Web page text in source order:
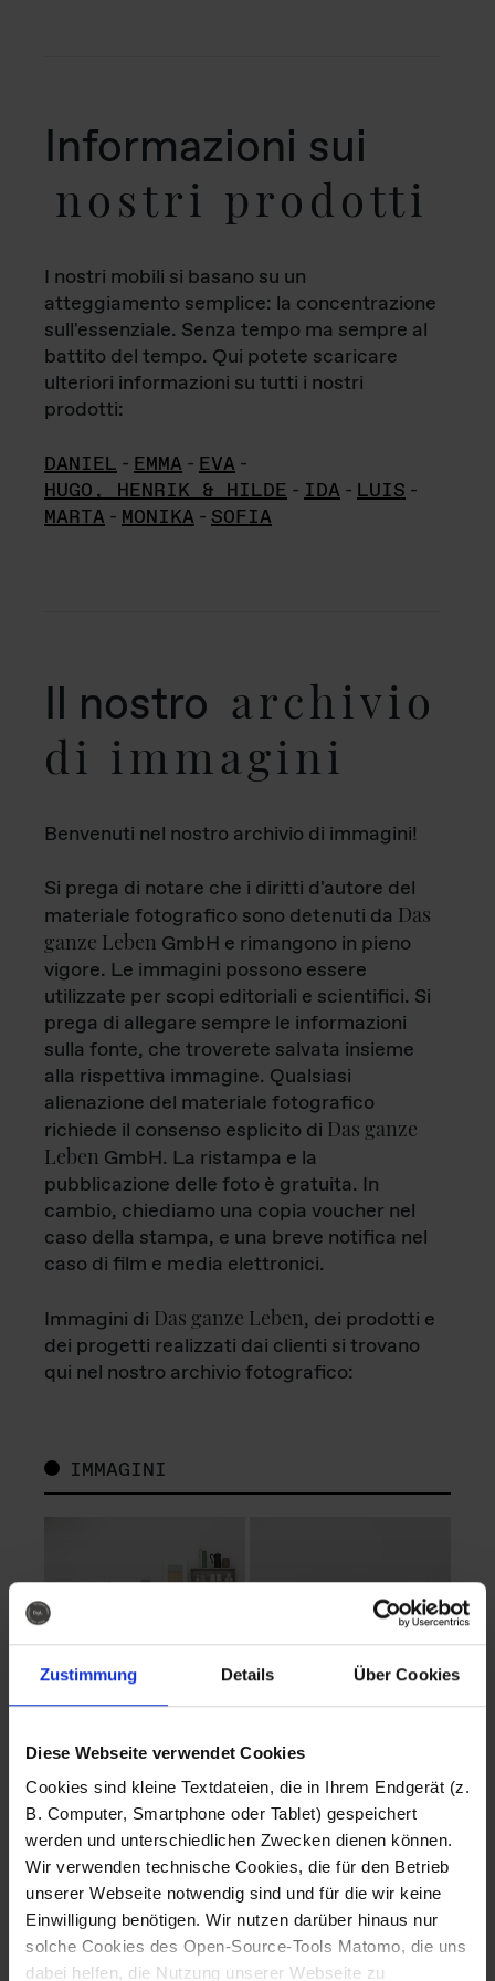
Zustimmung Details Über Cookies
Diese Webseite verwendet Cookies
Cookies sind kleine Textdateien, die in Ihrem Endgerät (z.
B. Computer, Smartphone oder Tablet) gespeichert
werden und unterschiedlichen Zwecken dienen können.
Wir verwenden technische Cookies, die für den Betrieb
unserer Webseite notwendig sind und für die wir keine
Einwilligung benötigen. Wir nutzen darüber hinaus nur
solche Cookies des Open-Source-Tools Matomo, die uns
dabei helfen, die Nutzung unserer Webseite zu
Informazioni sui
nostri prodotti
I nostri mobili si basano su un
atteggiamento semplice: la concentrazione
sull'essenziale. Senza tempo ma sempre al
battito del tempo. Qui potete scaricare
ulteriori informazioni su tutti i nostri
prodotti:
DANIEL - EMMA - EVA -
HUGO, HENRIK & HILDE - IDA - LUIS -
MARTA - MONIKA - SOFIA
Il nostro archivio
di immagini
Benvenuti nel nostro archivio di immagini!
Si prega di notare che i diritti d'autore del
materiale fotografico sono detenuti da Das
ganze Leben GmbH e rimangono in pieno
vigore. Le immagini possono essere
utilizzate per scopi editoriali e scientifici. Si
prega di allegare sempre le informazioni
sulla fonte, che troverete salvata insieme
alla rispettiva immagine. Qualsiasi
alienazione del materiale fotografico
richiede il consenso esplicito di Das ganze
Leben GmbH. La ristampa e la
pubblicazione delle foto è gratuita. In
cambio, chiediamo una copia voucher nel
caso della stampa, e una breve notifica nel
caso di film e media elettronici.
Immagini di Das ganze Leben, dei prodotti e
dei progetti realizzati dai clienti si trovano
qui nel nostro archivio fotografico:
IMMAGINI
Fotografo: Lorenz
Sternbach
Download
Fotografo: Lorenz
Sternbach
Download